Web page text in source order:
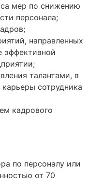
мер по снижению
персонала;
направленных
эффективной
талантами, в
сотрудника
кадрового
по персоналу или
от 70